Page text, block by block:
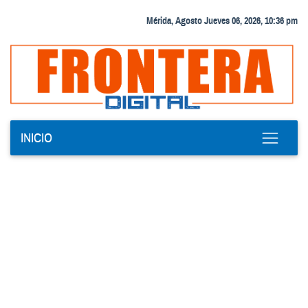
Mérida, Agosto Jueves 06, 2026, 10:36 pm
INICIO